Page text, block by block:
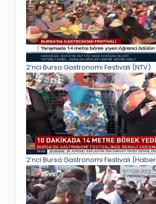
2’nci Bursa Gastronomi Festivali (NTV)
2’nci Bursa Gastronomi Festivali